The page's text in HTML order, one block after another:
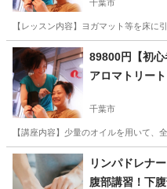
校）
千葉市
【レッスン内容】ヨガマット等を床
千葉 千葉市 マッサージ
89800円【初
アロマトリー
葉校）
千葉市
【講座内容】少量のオイルを用いて
千葉 千葉市 アロマ
リンパドレナ
腹部講習！下